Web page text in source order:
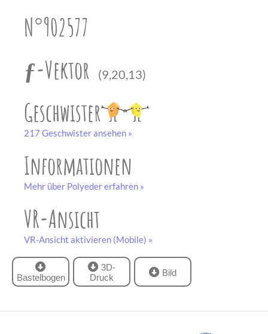
N°902577
ƒ-Vektor
(9,20,13)
Geschwister
217 Geschwister ansehen »
Informationen
Mehr über Polyeder erfahren »
VR-Ansicht
VR-Ansicht aktivieren (Mobile) »
Bastelbogen
3D-
Druck
Bild